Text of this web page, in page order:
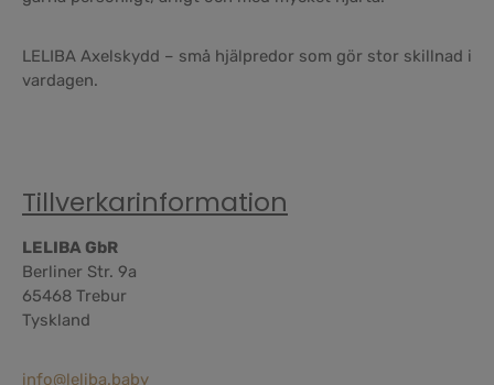
LELIBA Axelskydd – små hjälpredor som gör stor skillnad i
vardagen.
Tillverkarinformation
LELIBA GbR
Berliner Str. 9a
65468 Trebur
Tyskland
info@leliba.baby